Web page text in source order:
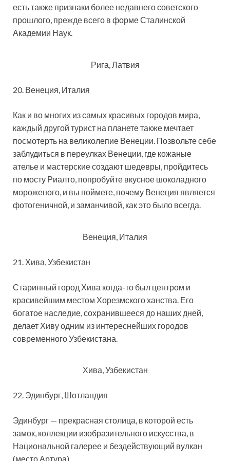
есть также признаки более недавнего советского
прошлого, прежде всего в форме Сталинской
Академии Наук.
Рига, Латвия
20. Венеция, Италия
Как и во многих из самых красивых городов мира,
каждый другой турист на планете также мечтает
посмотерть на великолепие Венеции. Позвольте себе
заблудиться в переулках Венеции, где кожаные
ателье и мастерские создают шедевры, пройдитесь
по мосту Риалто, попробуйте вкусное шоколадного
мороженого, и вы поймете, почему Венеция является
фотогеничной, и заманчивой, как это было всегда.
Венеция, Италия
21. Хива, Узбекистан
Старинный город Хива когда-то был центром и
красивейшим местом Хорезмского ханства. Его
богатое наследие, сохранившееся до наших дней,
делает Хиву одним из интереснейших городов
современного Узбекистана.
Хива, Узбекистан
22. Эдинбург, Шотландия
Эдинбург — прекрасная столица, в которой есть
замок, коллекции изобразительного искусства, в
Национальной галерее и бездействующий вулкан
(место Артура).